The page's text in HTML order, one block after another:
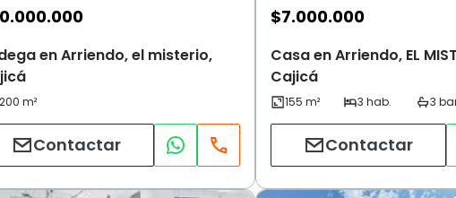
en Arriendo, el misterio,
Contactar
$7.000.000
Casa en Arriendo, EL
Cajicá
Contactar